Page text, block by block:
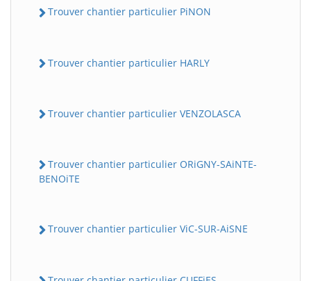
Trouver chantier particulier PiNON
Trouver chantier particulier HARLY
Trouver chantier particulier VENZOLASCA
Trouver chantier particulier ORiGNY-SAiNTE-
BENOiTE
Trouver chantier particulier ViC-SUR-AiSNE